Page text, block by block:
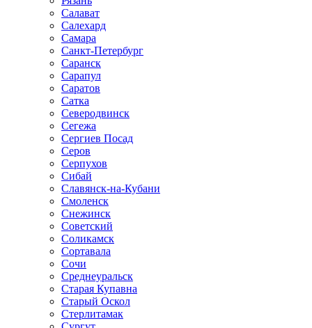
Салават
Салехард
Самара
Санкт-Петербург
Саранск
Сарапул
Саратов
Сатка
Северодвинск
Сегежа
Сергиев Посад
Серов
Серпухов
Сибай
Славянск-на-Кубани
Смоленск
Снежинск
Советский
Соликамск
Сортавала
Сочи
Среднеуральск
Старая Купавна
Старый Оскол
Стерлитамак